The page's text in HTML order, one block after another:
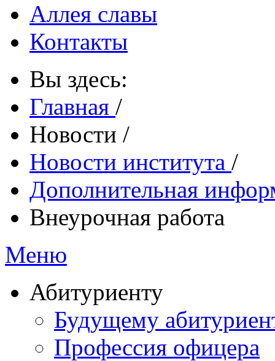
Аллея славы
Контакты
Вы здесь:
Главная /
Новости /
Новости института /
Дополнительная
Внеурочная работа
Меню
Абитуриенту
Будущему
Профессия офицера